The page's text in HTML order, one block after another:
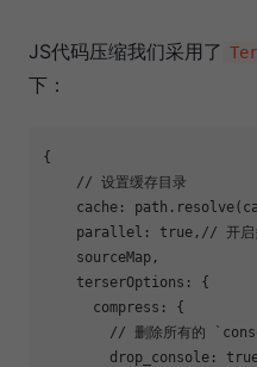
JS代码压缩我们采用了
下：
{
// 设置缓存目录
cache:
parallel : true , // 开启
    sourceMap,
terserOptions : {
compress : {
// 删除所有的
        drop_console: